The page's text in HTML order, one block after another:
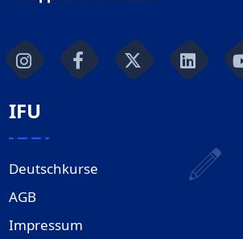
IFU
Deutschkurse
AGB
Impressum